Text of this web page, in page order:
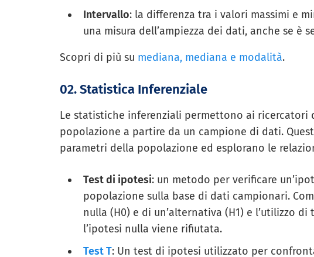
Intervallo: la differenza tra i valori massimi e
una misura dell’ampiezza dei dati, anche se è
Scopri di più su mediana, mediana e modalità.
02. Statistica Inferenziale
Le statistiche inferenziali permettono ai ricercatori
popolazione a partire da un campione di dati.
parametri della popolazione ed esplorano le
Test di ipotesi: un metodo per verificare
popolazione sulla base di dati campionari.
nulla (H0) e di un’alternativa (H1) e l’utilizzo
l’ipotesi nulla viene rifiutata.
Test T: Un test di ipotesi utilizzato per